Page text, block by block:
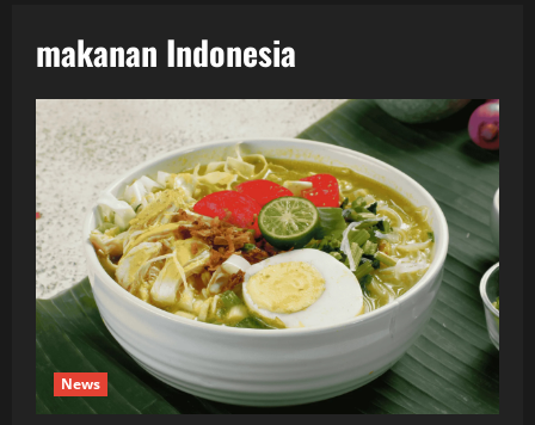
makanan Indonesia
News